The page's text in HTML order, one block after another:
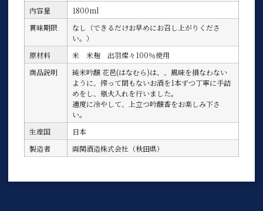
内容量
1800ml
賞味期限
なし（できるだけお早めにお召し上がりくださ
い。）
原材料
米 米麹 出羽燦々100％使用
商品説明
純米吟醸 花邑(はなむら)は、、風味を損なわない
ように、搾って間もないお酒を1本ずつ丁寧に手詰
めをし、瓶火入れを行いました。
適度に冷やして、上立つ吟醸香をお楽しみ下さ
い。
生産国
日本
製造者
両関酒造株式会社（秋田県）